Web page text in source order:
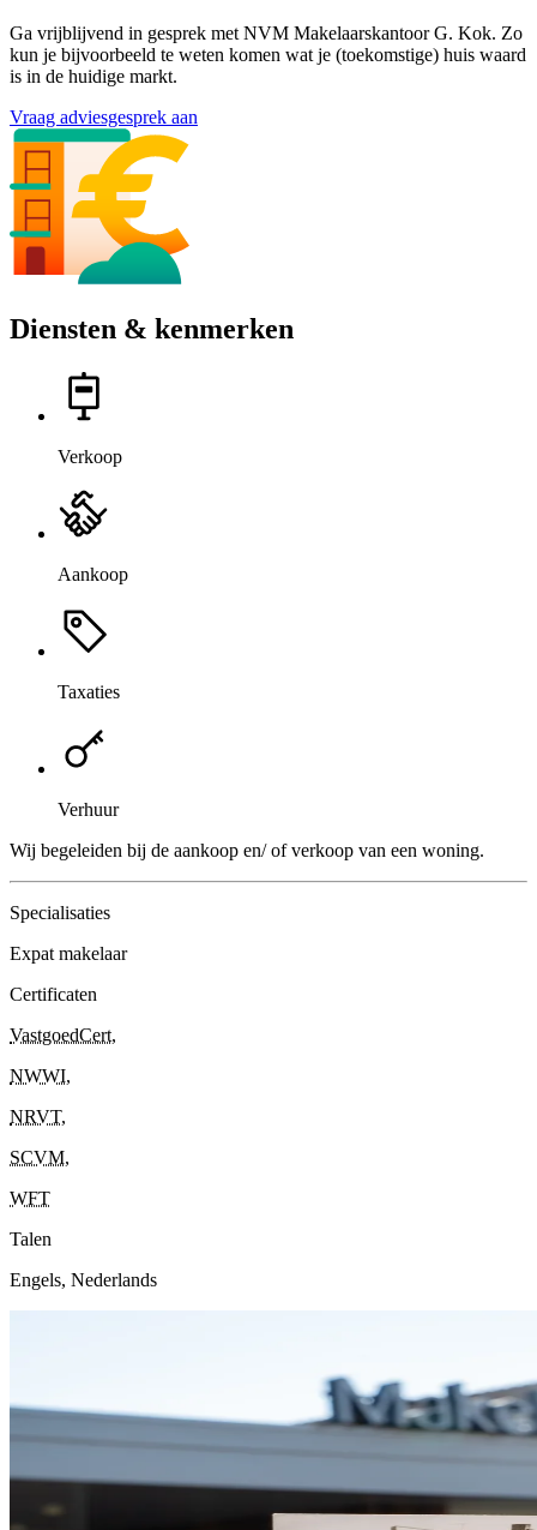
Ga vrijblijvend in gesprek met NVM Makelaarskantoor G. Kok. Zo
kun je bijvoorbeeld te weten komen wat je (toekomstige) huis waard
is in de huidige markt.
Vraag adviesgesprek aan
Diensten & kenmerken
Verkoop
Aankoop
Taxaties
Verhuur
Wij begeleiden bij de aankoop en/ of verkoop van een woning.
Specialisaties
Expat makelaar
Certificaten
VastgoedCert,
NWWI,
NRVT,
SCVM,
WFT
Talen
Engels, Nederlands